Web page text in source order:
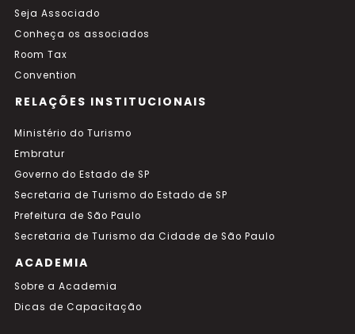
Seja Associado
Conheça os associados
Room Tax
Convention
RELAÇÕES INSTITUCIONAIS
Ministério do Turismo
Embratur
Governo do Estado de SP
Secretaria de Turismo do Estado de SP
Prefeitura de São Paulo
Secretaria de Turismo da Cidade de São Paulo
ACADEMIA
Sobre a Academia
Dicas de Capacitação